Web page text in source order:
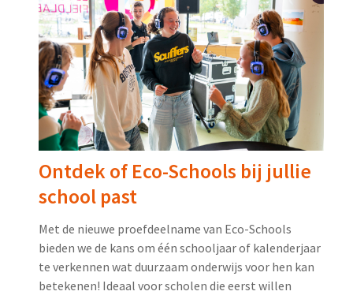
Ontdek of Eco-Schools bij jullie
school past
Met de nieuwe proefdeelname van Eco-Schools
bieden we de kans om één schooljaar of kalenderjaar
te verkennen wat duurzaam onderwijs voor hen kan
betekenen! Ideaal voor scholen die eerst willen